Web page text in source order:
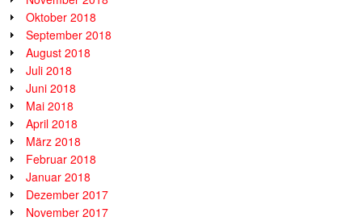
Oktober 2018
September 2018
August 2018
Juli 2018
Juni 2018
Mai 2018
April 2018
März 2018
Februar 2018
Januar 2018
Dezember 2017
November 2017